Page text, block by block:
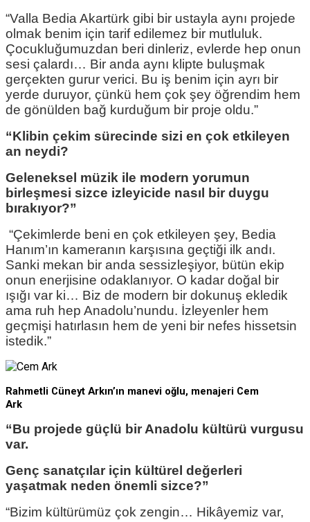
“Valla Bedia Akartürk gibi bir ustayla aynı projede
olmak benim için tarif edilemez bir mutluluk.
Çocukluğumuzdan beri dinleriz, evlerde hep onun
sesi çalardı… Bir anda aynı klipte buluşmak
gerçekten gurur verici. Bu iş benim için ayrı bir
yerde duruyor, çünkü hem çok şey öğrendim hem
de gönülden bağ kurduğum bir proje oldu.”
“Klibin çekim sürecinde sizi en çok etkileyen
an neydi?
Geleneksel müzik ile modern yorumun
birleşmesi sizce izleyicide nasıl bir duygu
bırakıyor?”
“Çekimlerde beni en çok etkileyen şey, Bedia
Hanım’ın kameranın karşısına geçtiği ilk andı.
Sanki mekan bir anda sessizleşiyor, bütün ekip
onun enerjisine odaklanıyor. O kadar doğal bir
ışığı var ki… Biz de modern bir dokunuş ekledik
ama ruh hep Anadolu’nundu. İzleyenler hem
geçmişi hatırlasın hem de yeni bir nefes hissetsin
istedik.”
Rahmetli Cüneyt Arkın’ın manevi oğlu, menajeri Cem
Ark
“Bu projede güçlü bir Anadolu kültürü vurgusu
var.
Genç sanatçılar için kültürel değerleri
yaşatmak neden önemli sizce?”
“Bizim kültürümüz çok zengin… Hikâyemiz var,